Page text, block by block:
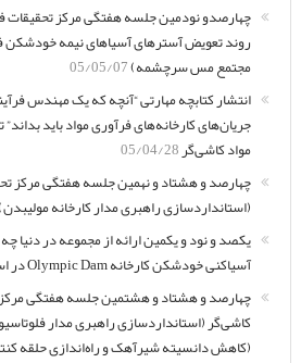
چهارصدو نودمین جلسه هفتگی مرکز تحقیقات
مجتمع مس سرچشمه)05/05/07
انتشار کتابچه مهارتی “آنچه که یک مهندس
جریان‌های کارخانه‌های فرآوری مواد باید
مواد کاشی‌گر05/04/28
چهارصد و هشتاد و نهمین جلسه هفتگی مرکز
(استانداردسازی راهبری مدار کارخانه
یکصد و نود و یکمین ارائه از مجموعه در دنیا
آسیاکنی خودشکن کارخانه Olympic Dam در استرالیا
چهارصد و هشتاد و هشتمین جلسه هفتگی مرکز
کاشی‌گر (استانداردسازی راهبری مدار
(کاهش دانسیته شیرآهک و راه‌اندازی حلقه